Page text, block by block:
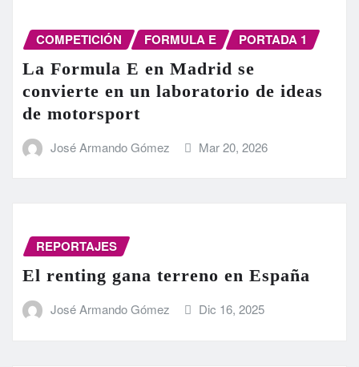
COMPETICIÓN FORMULA E PORTADA 1
La Formula E en Madrid se
convierte en un laboratorio de ideas
de motorsport
José Armando Gómez Mar 20, 2026
REPORTAJES
El renting gana terreno en España
José Armando Gómez Dic 16, 2025